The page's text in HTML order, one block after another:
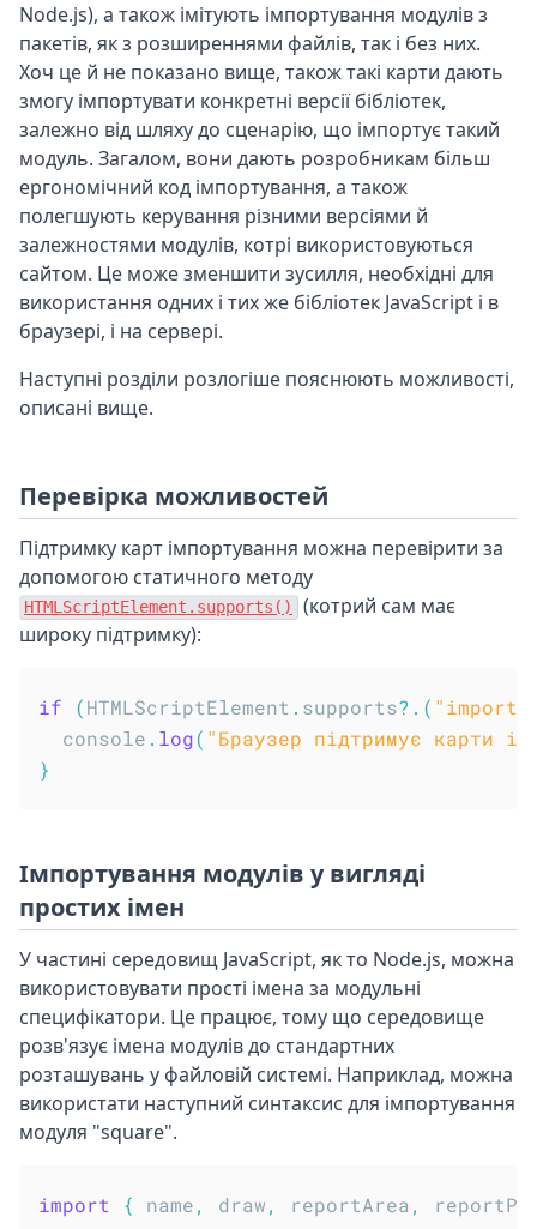
Node.js), а також імітують імпортування модулів з
пакетів, як з розширеннями файлів, так і без них.
Хоч це й не показано вище, також такі карти дають
змогу імпортувати конкретні версії бібліотек,
залежно від шляху до сценарію, що імпортує такий
модуль. Загалом, вони дають розробникам більш
ергономічний код імпортування, а також
полегшують керування різними версіями й
залежностями модулів, котрі використовуються
сайтом. Це може зменшити зусилля, необхідні для
використання одних і тих же бібліотек JavaScript і в
браузері, і на сервері.
Наступні розділи розлогіше пояснюють можливості,
описані вище.
Перевірка можливостей
Підтримку карт імпортування можна перевірити за
допомогою статичного методу
HTMLScriptElement.supports()
(котрий сам має
широку підтримку):
if (HTMLScriptElement . supports?. (
  console
. log( "Браузер підтримує карти
}
Імпортування модулів у вигляді
простих імен
У частині середовищ JavaScript, як то Node.js, можна
використовувати прості імена за модульні
специфікатори. Це працює, тому що середовище
розв'язує імена модулів до стандартних
розташувань у файловій системі. Наприклад, можна
використати наступний синтаксис для імпортування
модуля "square".
import { name, draw, reportArea ,